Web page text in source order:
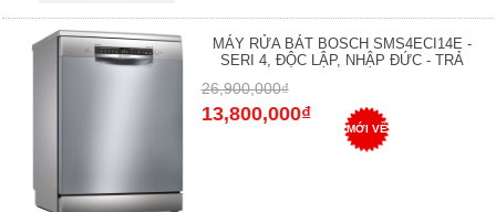
MÁY RỬA BÁT BOSCH SMS4ECI14E -
SERI 4, ĐỘC LẬP, NHẬP ĐỨC - TRẢ
26,900,000₫
13,800,000₫
MỚI VỀ